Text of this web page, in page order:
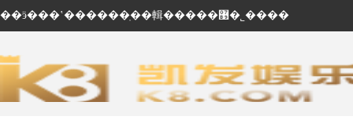
��ӭ���ʽ������ֽ��輯�����޹�˾����